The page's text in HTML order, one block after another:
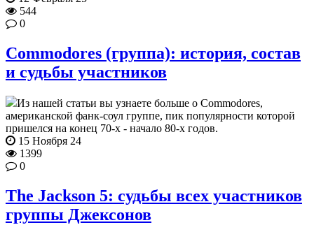
544
0
Commodores (группа): история, состав
и судьбы участников
Из нашей статьи вы узнаете больше о Commodores,
американской фанк-соул группе, пик популярности которой
пришелся на конец 70-х - начало 80-х годов.
15 Ноября 24
1399
0
The Jackson 5: судьбы всех участников
группы Джексонов